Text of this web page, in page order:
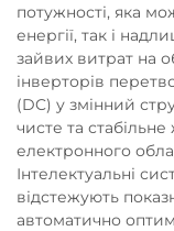
потужності, яка
енергії, так і
зайвих витрат на
інверторів
(DC) у змінний
чисте та
електронного
Інтелектуальні
відстежують
автоматично